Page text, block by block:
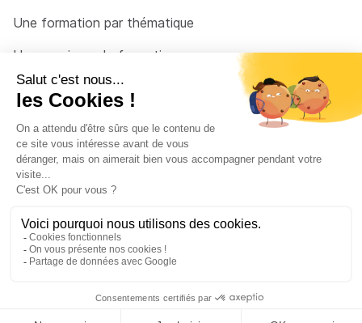
Une formation par thématique
Un organisme de formation
Un conseiller
Une solution pour raccrocher
© 2026 - Côté Formations - par Via Compétences
Menu Pied de page
Mentions Légales
Politique de confidentialité